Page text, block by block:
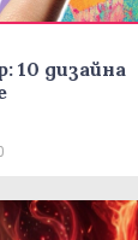
10 дизайна